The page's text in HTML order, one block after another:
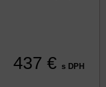
437 € s DPH